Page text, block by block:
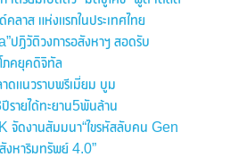
คลาส แห่งแรกในประเทศไทย
ปฏิวัติวงการอสังหาฯ สอดรับ
ภคยุคดิจิทัล
ดแนวราบพรีเมี่ยม บูม
รายได้ทะยาน5พันล้าน
จัดงานสัมมนา“ไขรหัสลับคน Gen
งหาริมทรัพย์ 4.0”